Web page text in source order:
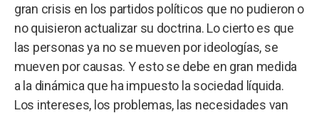
gran crisis en los partidos políticos que no pudieron o
no quisieron actualizar su doctrina. Lo cierto es que
las personas ya no se mueven por ideologías, se
mueven por causas. Y esto se debe en gran medida
a la dinámica que ha impuesto la sociedad líquida.
Los intereses, los problemas, las necesidades van